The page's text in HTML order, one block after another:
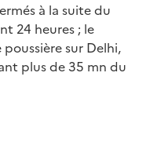
à la suite du
24 heures ; le
sur Delhi,
plus de 35 mn du